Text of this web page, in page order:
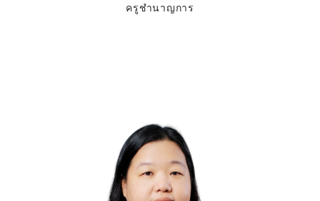
ครูชำนาญการ